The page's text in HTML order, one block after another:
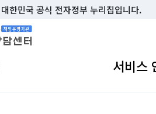
한민국 공식 전자정부 누리집입니다.
영기관 고객상담센터
서비스